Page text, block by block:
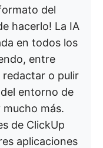
del
hacerlo! La IA
en todos los
entre
o pulir
entorno de
más.
de ClickUp
aplicaciones